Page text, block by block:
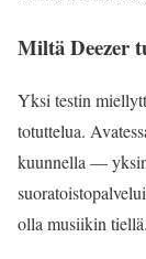
Miltä Deezer
Yksi testin
totuttelua.
kuunnella —
olla musiikin tiellä.